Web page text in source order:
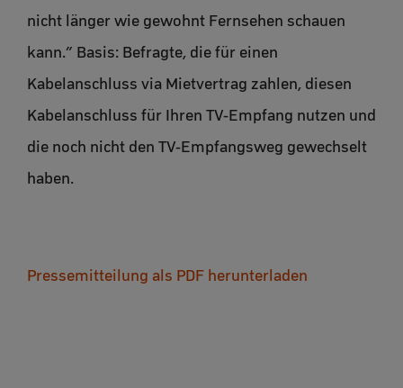
nicht länger wie gewohnt Fernsehen schauen
kann.” Basis: Befragte, die für einen
Kabelanschluss via Mietvertrag zahlen, diesen
Kabelanschluss für Ihren TV-Empfang nutzen und
die noch nicht den TV-Empfangsweg gewechselt
haben.
Pressemitteilung als PDF herunterladen